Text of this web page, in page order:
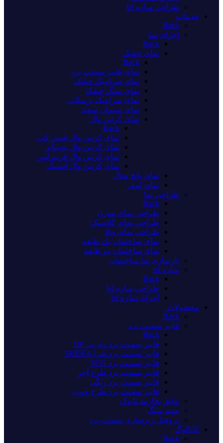
طراحی سازه lsf
خدمات
Back
اجرای نما
Back
نمای خشک
Back
نمای فایبر سمنت برد
نمای سرامیک خشک
نمای سنگ خشک
نمای سرامیک پرسلانی
نمای سیمان سفید
نمای کرتین وال
Back
نمای کرتین وال فیس کپ
نمای کرتین وال یونیتایز
نمای کرتین وال فریم لس
نمای کرتین وال استیک
نمای پانچ متال
نمای لوور
طراحی نما
Back
طراحی نمای مدرن
طراحی نمای کلاسیک
طراحی نمای ویلا
نمای ساختمان یک طبقه
نمای ساختمان دو طبقه
بازسازی نما ساختمان
سازه lsf
Back
طراحی سازه lsf
اجرای سازه lsf
محصولات
Back
فایبر سمنت برد
Back
فایبر سمنت برد دی پی DP
فایبر سمنت برد شرا SHERA
فایبر سمنت برد SCG
فایبر سمنت برد طرح آجر
فایبر سمنت برد رنگی
فایبر سمنت برد طرح چوب
عایق بخاربند تایوک
پشم سنگ
پروفیل زیرسازی سمنت برد
کاتالوگ
Back